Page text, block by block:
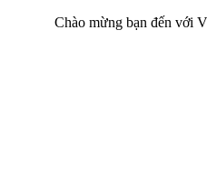
Chào mừng bạn đến với Việt